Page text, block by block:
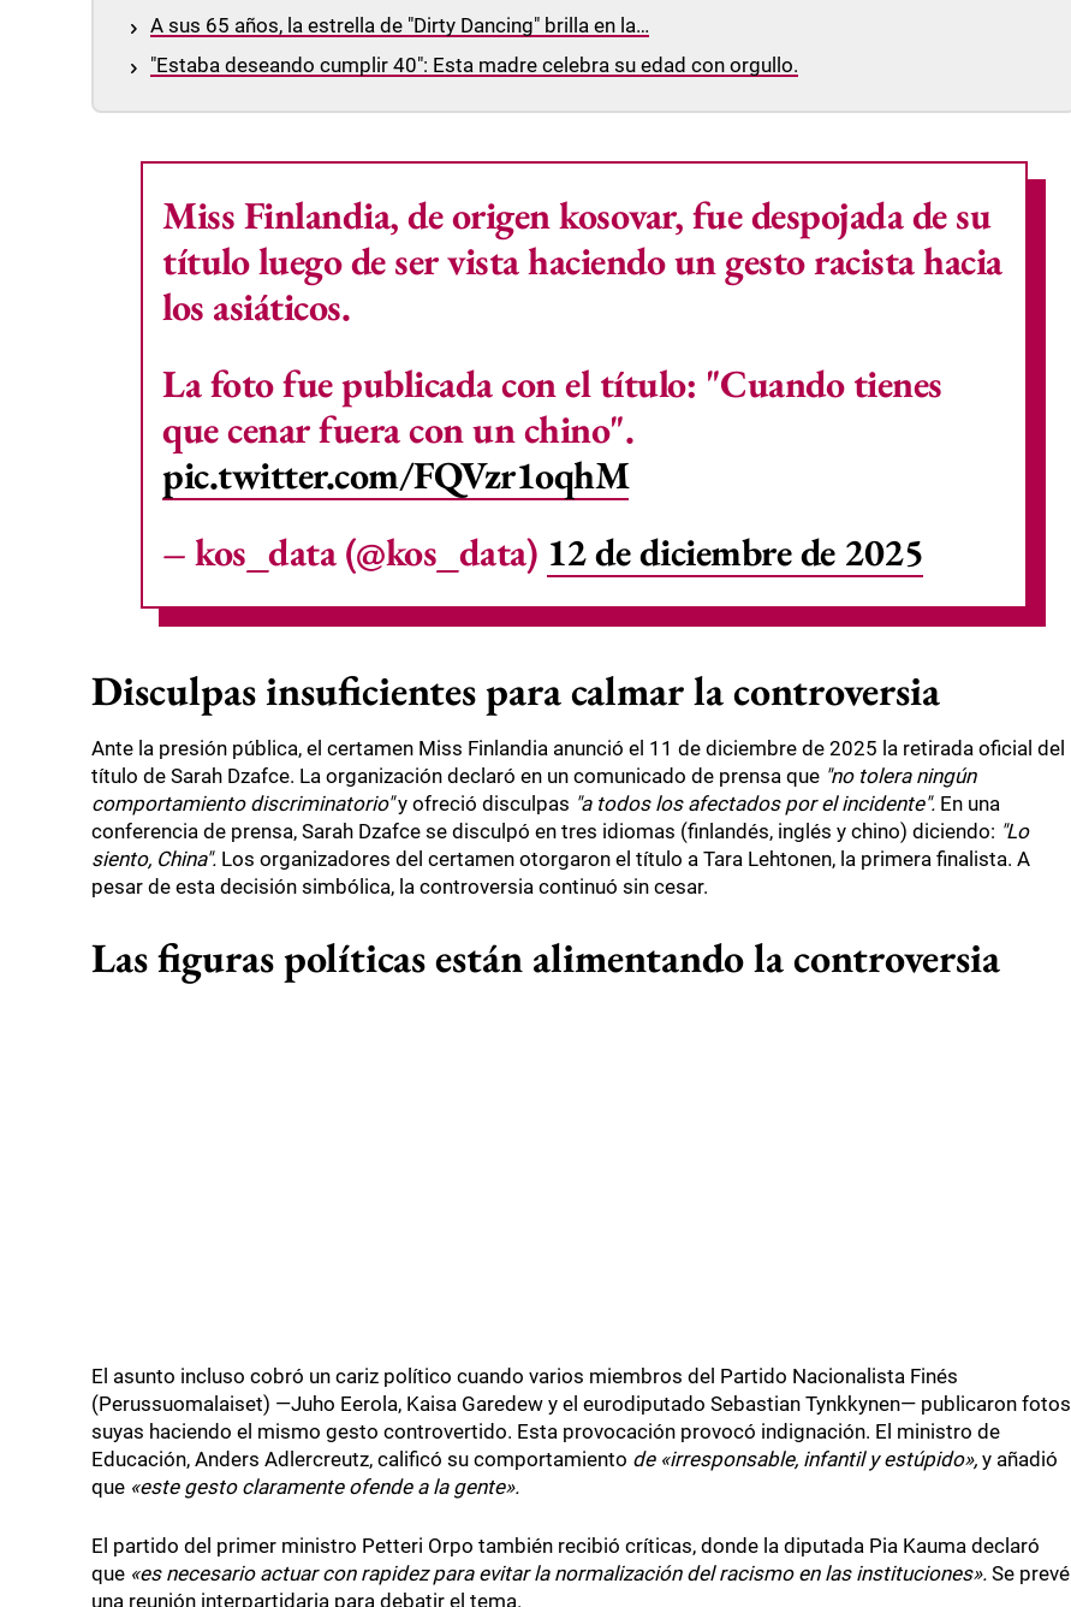
A sus 65 años, la estrella de "Dirty Dancing" brilla en la…
"Estaba deseando cumplir 40": Esta madre celebra su edad con orgullo.
Miss Finlandia, de origen kosovar, fue despojada de su
título luego de ser vista haciendo un gesto racista hacia
los asiáticos.
La foto fue publicada con el título: "Cuando tienes
que cenar fuera con un chino".
pic.twitter.com/FQVzr1oqhM
– kos_data (@kos_data) 12 de diciembre de 2025
Disculpas insuficientes para calmar la controversia
Ante la presión pública, el certamen Miss Finlandia anunció el 11 de diciembre de 2025 la retirada oficial del
título de Sarah Dzafce. La organización declaró en un comunicado de prensa que "no tolera ningún
comportamiento discriminatorio"y ofreció disculpas "a todos los afectados por el incidente". En una
conferencia de prensa, Sarah Dzafce se disculpó en tres idiomas (finlandés, inglés y chino) diciendo: "Lo
siento, China". Los organizadores del certamen otorgaron el título a Tara Lehtonen, la primera finalista. A
pesar de esta decisión simbólica, la controversia continuó sin cesar.
Las figuras políticas están alimentando la controversia
El asunto incluso cobró un cariz político cuando varios miembros del Partido Nacionalista Finés
(Perussuomalaiset) —Juho Eerola, Kaisa Garedew y el eurodiputado Sebastian Tynkkynen— publicaron fotos
suyas haciendo el mismo gesto controvertido. Esta provocación provocó indignación. El ministro de
Educación, Anders Adlercreutz, calificó su comportamiento de «irresponsable, infantil y estúpido», y añadió
que «este gesto claramente ofende a la gente».
El partido del primer ministro Petteri Orpo también recibió críticas, donde la diputada Pia Kauma declaró
que «es necesario actuar con rapidez para evitar la normalización del racismo en las instituciones». Se prevé
una reunión interpartidaria para debatir el tema.